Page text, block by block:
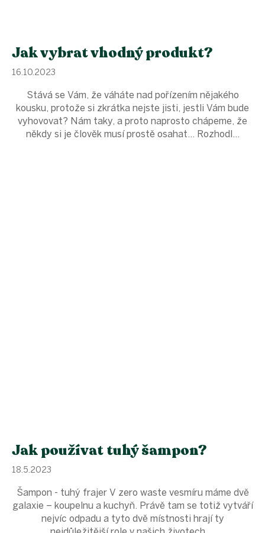
Jak vybrat vhodný produkt?
16.10.2023
Stává se Vám, že váháte nad pořízením nějakého
kousku, protože si zkrátka nejste jisti, jestli Vám bude
vyhovovat? Nám taky, a proto naprosto chápeme, že
někdy si je člověk musí prostě osahat… Rozhodl...
Jak používat tuhý šampon?
18.5.2023
Šampon - tuhý frajer V zero waste vesmíru máme dvě
galaxie – koupelnu a kuchyň. Právě tam se totiž vytváří
nejvíc odpadu a tyto dvě místnosti hrají ty